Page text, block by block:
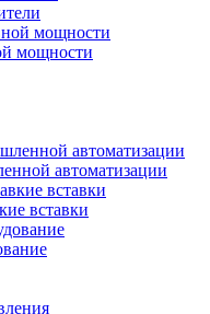
мощности
автоматизации
вставки